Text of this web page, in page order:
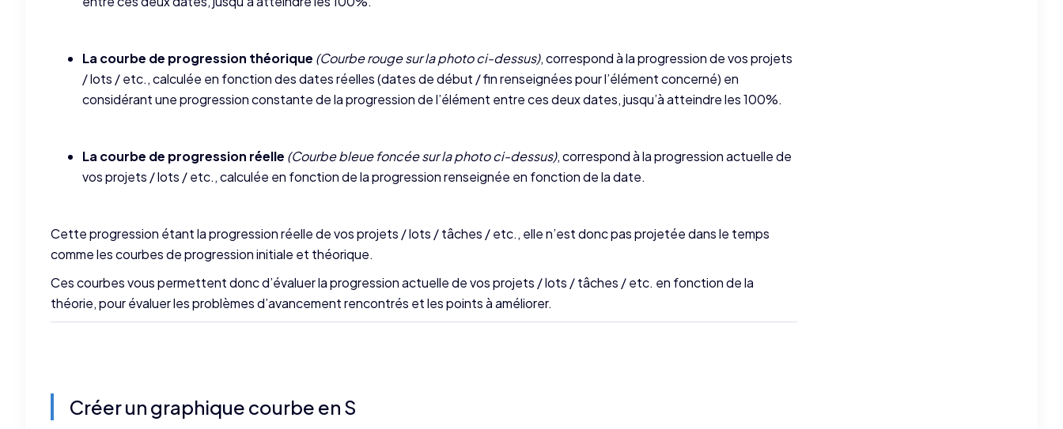
La courbe de progression théorique (Courbe rouge sur la photo ci-dessus), correspond à la progression de vos projets
/ lots / etc., calculée en fonction des dates réelles (dates de début / fin renseignées pour l’élément concerné) en
considérant une progression constante de la progression de l’élément entre ces deux dates, jusqu’à atteindre les 100%.
La courbe de progression réelle (Courbe bleue foncée sur la photo ci-dessus), correspond à la progression actuelle de
vos projets / lots / etc., calculée en fonction de la progression renseignée en fonction de la date.
Cette progression étant la progression réelle de vos projets / lots / tâches / etc., elle n’est donc pas projetée dans le temps
comme les courbes de progression initiale et théorique.
Ces courbes vous permettent donc d’évaluer la progression actuelle de vos projets / lots / tâches / etc. en fonction de la
théorie, pour évaluer les problèmes d’avancement rencontrés et les points à améliorer.
Créer un graphique courbe en S